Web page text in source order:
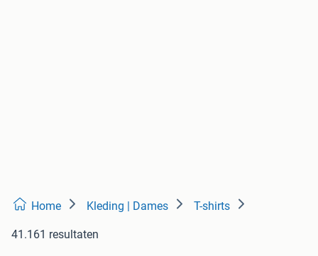
Home Kleding | Dames T-shirts
41.161 resultaten